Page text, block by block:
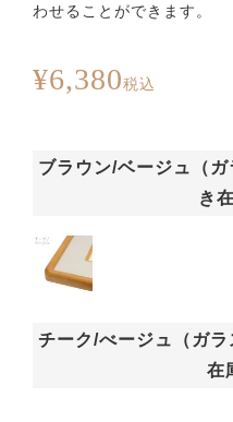
わせることができます。
¥6,380税込
ブラウン/ベージュ（
き
チーク/べージュ（ガ
在